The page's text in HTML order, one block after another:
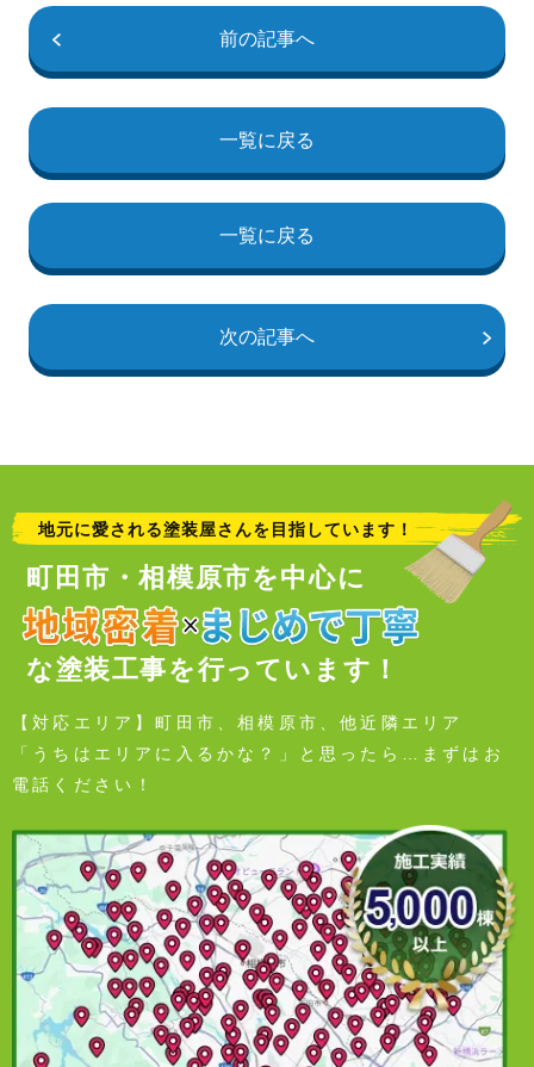
前の記事へ
一覧に戻る
一覧に戻る
次の記事へ
地元に愛される塗装屋さんを目指しています！
町田市・相模原市を中心に
な塗装工事を行っています！
【対応エリア】町田市、相模原市、他近隣エリア
「うちはエリアに入るかな？」と思ったら…まずはお
電話ください！